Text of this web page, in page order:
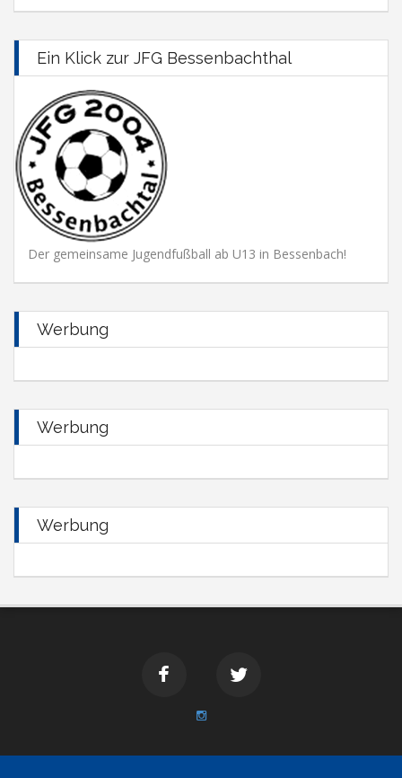
Ein Klick zur JFG Bessenbachthal
Der gemeinsame Jugendfußball ab U13 in Bessenbach!
Werbung
Werbung
Werbung